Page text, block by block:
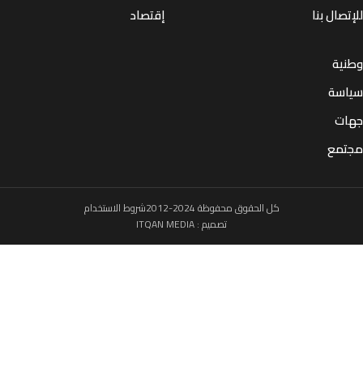
بنا
إقتصاد
كل الحقوق محفوظة 2024-2012
شروط الاستخدام
تصميم :ITQAN MEDIA